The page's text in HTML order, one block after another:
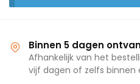
Binnen 5 dagen
Afhankelijk van het
vijf dagen of zelfs binnen